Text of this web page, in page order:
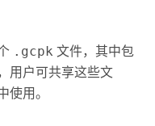
.gcpk 文件，其中包
用户可共享这些文
用。